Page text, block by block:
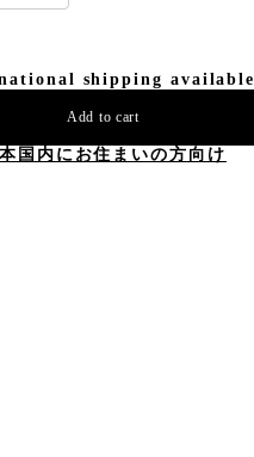
shipping available
Add to cart
国内にお住まいの方向け